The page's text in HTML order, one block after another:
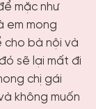
mặc như
em mong
cho bà nội và
sẽ lại mất đi
chị gái
không muốn